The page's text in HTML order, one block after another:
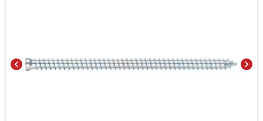
chevron_left chevron_right